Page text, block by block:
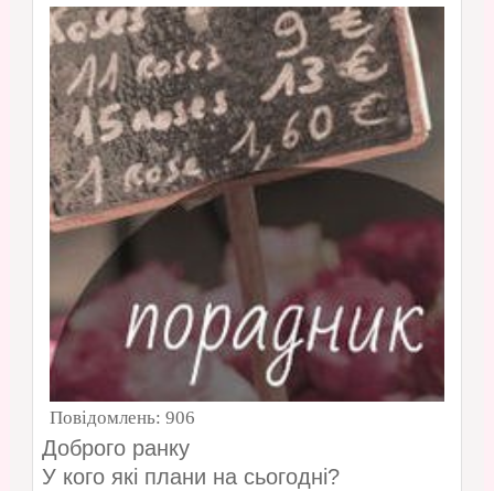
Повідомлень: 906
Доброго ранку
У кого які плани на сьогодні?